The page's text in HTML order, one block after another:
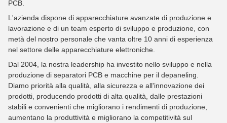
PCB.
L'azienda dispone di apparecchiature avanzate di produzione e
lavorazione e di un team esperto di sviluppo e produzione, con
metà del nostro personale che vanta oltre 10 anni di esperienza
nel settore delle apparecchiature elettroniche.
Dal 2004, la nostra leadership ha investito nello sviluppo e nella
produzione di separatori PCB e macchine per il depaneling.
Diamo priorità alla qualità, alla sicurezza e all'innovazione dei
prodotti, producendo prodotti di alta qualità, dalle prestazioni
stabili e convenienti che migliorano i rendimenti di produzione,
aumentano la produttività e migliorano la competitività sul